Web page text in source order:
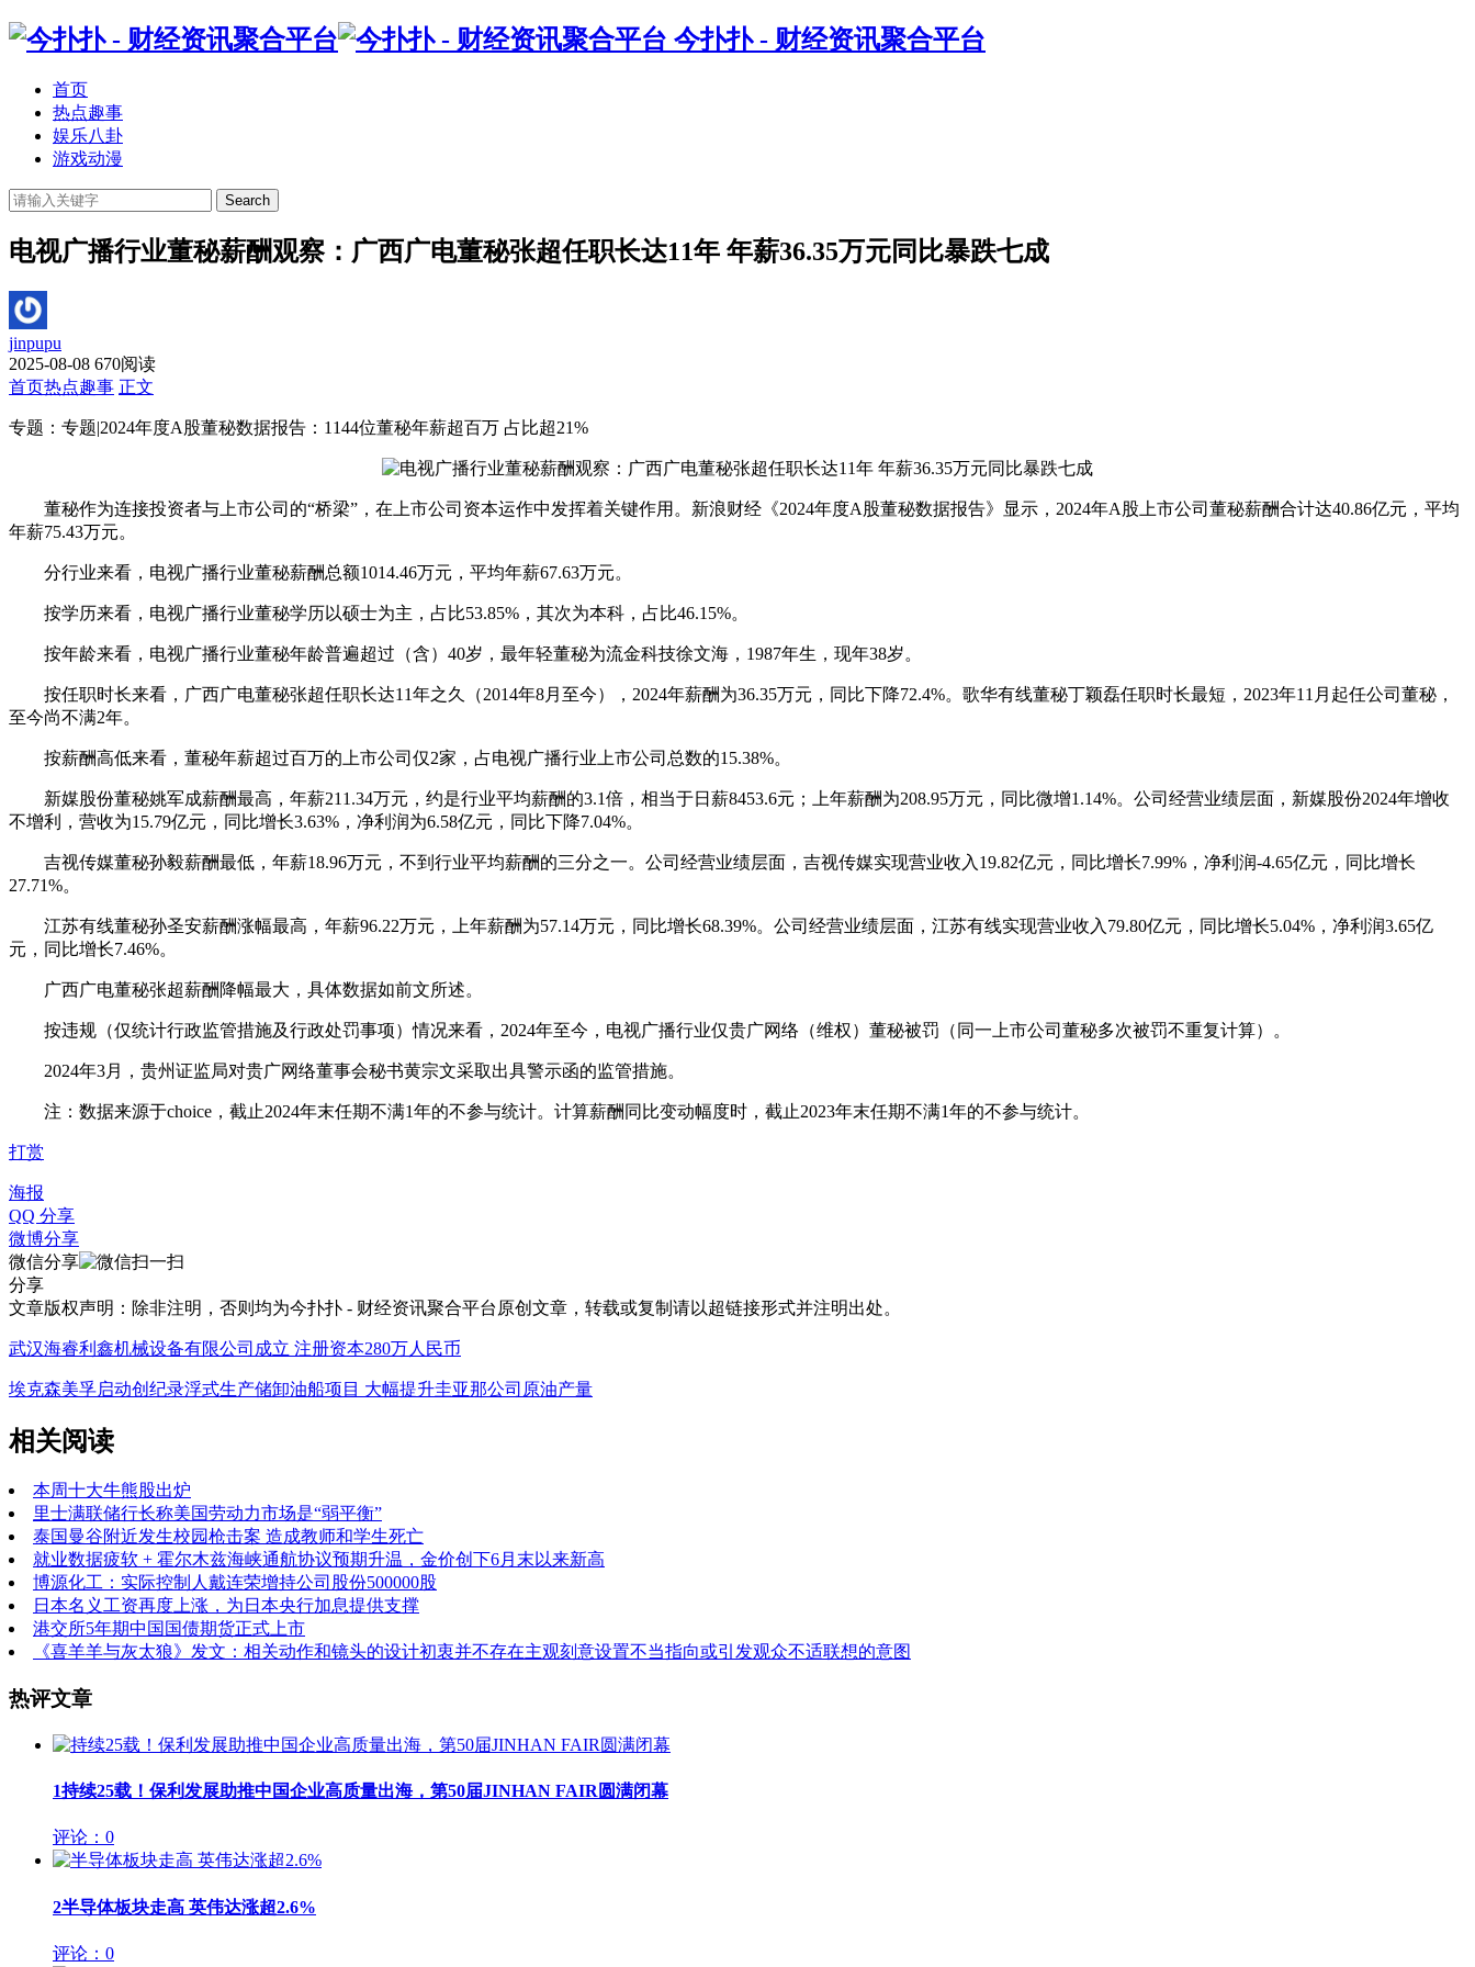
今扑扑 - 财经资讯聚合平台
首页
热点趣事
娱乐八卦
游戏动漫
Search
电视广播行业董秘薪酬观察：广西广电董秘张超任职长达11年 年薪36.35万元同比暴跌七成
jinpupu
2025-08-08 670阅读
首页热点趣事 正文
专题：专题|2024年度A股董秘数据报告：1144位董秘年薪超百万 占比超21%
董秘作为连接投资者与上市公司的“桥梁”，在上市公司资本运作中发挥着关键作用。新浪财经《2024年度A股董秘数据报告》显示，2024年A股上市公司董秘薪酬合计达40.86亿元，平均
年薪75.43万元。
分行业来看，电视广播行业董秘薪酬总额1014.46万元，平均年薪67.63万元。
按学历来看，电视广播行业董秘学历以硕士为主，占比53.85%，其次为本科，占比46.15%。
按年龄来看，电视广播行业董秘年龄普遍超过（含）40岁，最年轻董秘为流金科技徐文海，1987年生，现年38岁。
按任职时长来看，广西广电董秘张超任职长达11年之久（2014年8月至今），2024年薪酬为36.35万元，同比下降72.4%。歌华有线董秘丁颖磊任职时长最短，2023年11月起任公司董秘，
至今尚不满2年。
按薪酬高低来看，董秘年薪超过百万的上市公司仅2家，占电视广播行业上市公司总数的15.38%。
新媒股份董秘姚军成薪酬最高，年薪211.34万元，约是行业平均薪酬的3.1倍，相当于日薪8453.6元；上年薪酬为208.95万元，同比微增1.14%。公司经营业绩层面，新媒股份2024年增收
不增利，营收为15.79亿元，同比增长3.63%，净利润为6.58亿元，同比下降7.04%。
吉视传媒董秘孙毅薪酬最低，年薪18.96万元，不到行业平均薪酬的三分之一。公司经营业绩层面，吉视传媒实现营业收入19.82亿元，同比增长7.99%，净利润-4.65亿元，同比增长
27.71%。
江苏有线董秘孙圣安薪酬涨幅最高，年薪96.22万元，上年薪酬为57.14万元，同比增长68.39%。公司经营业绩层面，江苏有线实现营业收入79.80亿元，同比增长5.04%，净利润3.65亿
元，同比增长7.46%。
广西广电董秘张超薪酬降幅最大，具体数据如前文所述。
按违规（仅统计行政监管措施及行政处罚事项）情况来看，2024年至今，电视广播行业仅贵广网络（维权）董秘被罚（同一上市公司董秘多次被罚不重复计算）。
2024年3月，贵州证监局对贵广网络董事会秘书黄宗文采取出具警示函的监管措施。
注：数据来源于choice，截止2024年末任期不满1年的不参与统计。计算薪酬同比变动幅度时，截止2023年末任期不满1年的不参与统计。
打赏
海报
QQ 分享
微博分享
微信分享
分享
文章版权声明：除非注明，否则均为今扑扑 - 财经资讯聚合平台 原创文章，转载或复制请以超链接形式并注明出处。
武汉海睿利鑫机械设备有限公司成立 注册资本280万人民币
埃克森美孚启动创纪录浮式生产储卸油船项目 大幅提升圭亚那公司原油产量
相关阅读
本周十大牛熊股出炉
里士满联储行长称美国劳动力市场是“弱平衡”
泰国曼谷附近发生校园枪击案 造成教师和学生死亡
就业数据疲软 + 霍尔木兹海峡通航协议预期升温，金价创下6月末以来新高
博源化工：实际控制人戴连荣增持公司股份500000股
日本名义工资再度上涨，为日本央行加息提供支撑
港交所5年期中国国债期货正式上市
《喜羊羊与灰太狼》发文：相关动作和镜头的设计初衷并不存在主观刻意设置不当指向或引发观众不适联想的意图
热评文章
1持续25载！保利发展助推中国企业高质量出海，第50届JINHAN FAIR圆满闭幕
评论：0
2半导体板块走高 英伟达涨超2.6%
评论：0